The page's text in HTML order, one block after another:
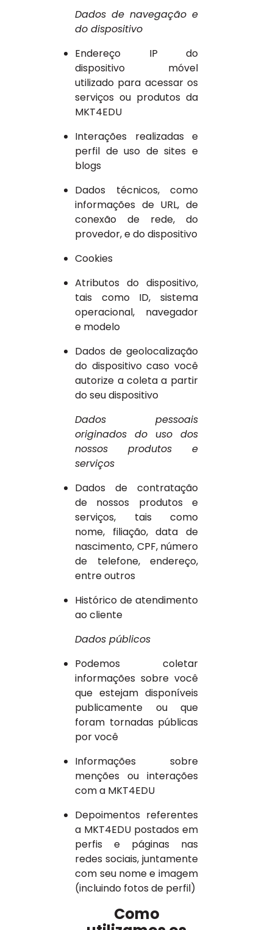
Dados de navegação e
do dispositivo
Endereço IP do
dispositivo móvel
utilizado para acessar os
serviços ou produtos da
MKT4EDU
Interações realizadas e
perfil de uso de sites e
blogs
Dados técnicos, como
informações de URL, de
conexão de rede, do
provedor, e do dispositivo
Cookies
Atributos do dispositivo,
tais como ID, sistema
operacional, navegador
e modelo
Dados de geolocalização
do dispositivo caso você
autorize a coleta a partir
do seu dispositivo
Dados pessoais
originados do uso dos
nossos produtos e
serviços
Dados de contratação
de nossos produtos e
serviços, tais como
nome, filiação, data de
nascimento, CPF, número
de telefone, endereço,
entre outros
Histórico de atendimento
ao cliente
Dados públicos
Podemos coletar
informações sobre você
que estejam disponíveis
publicamente ou que
foram tornadas públicas
por você
Informações sobre
menções ou interações
com a MKT4EDU
Depoimentos referentes
a MKT4EDU postados em
perfis e páginas nas
redes sociais, juntamente
com seu nome e imagem
(incluindo fotos de perfil)
Como